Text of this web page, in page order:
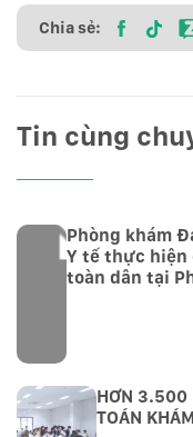
Chia sẻ:
Tin cùng
Phòng khám
Y tế thực
toàn dân tại
HƠN 3.500
TOÁN